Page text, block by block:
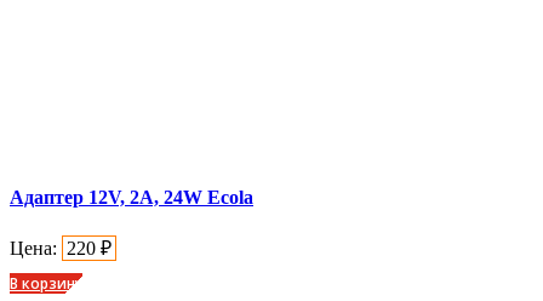
Адаптер 12V, 2A, 24W Ecola
Цена: 220 ₽
В корзину